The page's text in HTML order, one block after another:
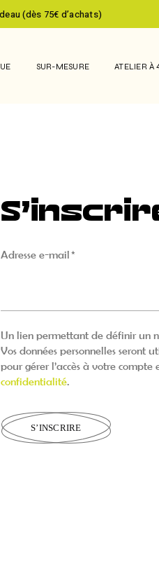
(dès 75€ d’achats)
SUR-MESURE ATELIER À
Adresse e-mail*
Un lien permettant de définir un
Vos données personnelles seront
pour gérer l’accès à votre compte
confidentialité.
S’INSCRIRE